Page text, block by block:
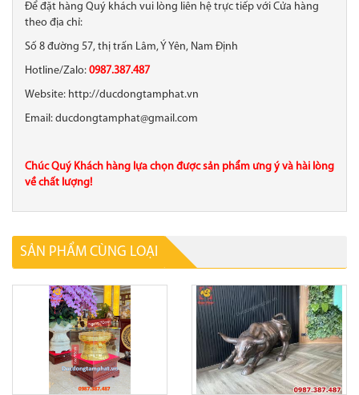
Để đặt hàng Quý khách vui lòng liên hệ trực tiếp với Cửa hàng
theo địa chỉ:
Số 8 đường 57, thị trấn Lâm, Ý Yên, Nam Định
Hotline/Zalo: 0987.387.487
Website: http://ducdongtamphat.vn
Email: ducdongtamphat@gmail.com
Chúc Quý Khách hàng lựa chọn được sản phẩm ưng ý và hài lòng
về chất lượng!
SẢN PHẨM CÙNG LOẠI